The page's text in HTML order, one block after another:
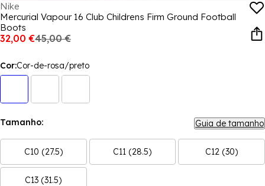
Nike
Mercurial Vapour 16 Club Childrens Firm Ground Football
Boots
32,00 €45,00 €
Cor:Cor-de-rosa/preto
Tamanho: Guia de tamanho
C10 (27.5) C11 (28.5) C12 (30)
C13 (31.5)